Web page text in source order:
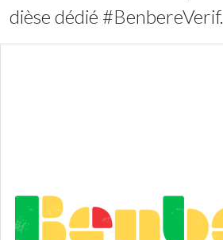
dièse dédié #BenbereVerif.